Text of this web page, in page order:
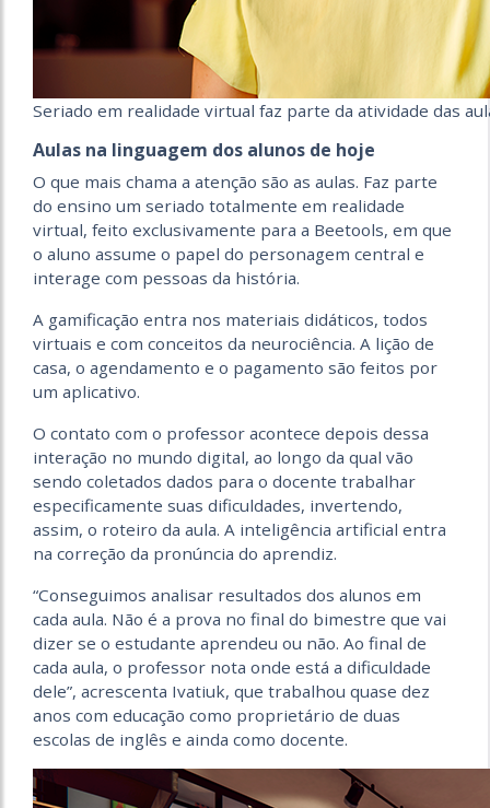
Seriado em realidade virtual faz parte da atividade das
Aulas na linguagem dos alunos de hoje
O que mais chama a atenção são as aulas. Faz parte
do ensino um seriado totalmente em realidade
virtual, feito exclusivamente para a Beetools, em que
o aluno assume o papel do personagem central e
interage com pessoas da história.
A gamificação entra nos materiais didáticos, todos
virtuais e com conceitos da neurociência. A lição de
casa, o agendamento e o pagamento são feitos por
um aplicativo.
O contato com o professor acontece depois dessa
interação no mundo digital, ao longo da qual vão
sendo coletados dados para o docente trabalhar
especificamente suas dificuldades, invertendo,
assim, o roteiro da aula. A inteligência artificial entra
na correção da pronúncia do aprendiz.
“Conseguimos analisar resultados dos alunos em
cada aula. Não é a prova no final do bimestre que vai
dizer se o estudante aprendeu ou não. Ao final de
cada aula, o professor nota onde está a dificuldade
dele”, acrescenta Ivatiuk, que trabalhou quase dez
anos com educação como proprietário de duas
escolas de inglês e ainda como docente.